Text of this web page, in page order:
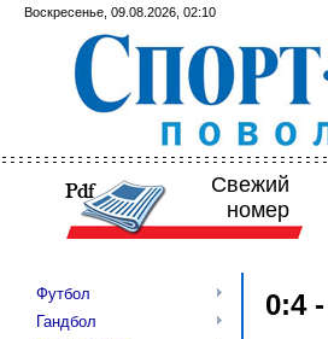
Воскресенье, 09.08.2026, 02:10
Свежий
номер
Футбол
Гандбол
0:4